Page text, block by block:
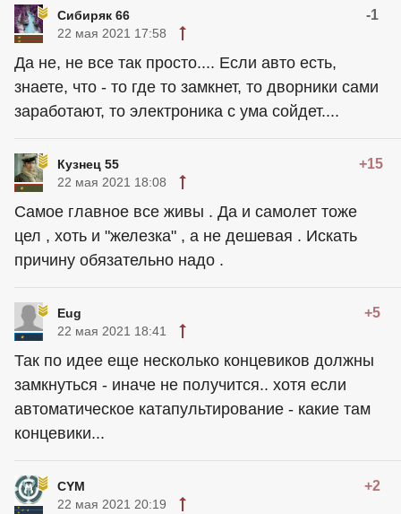
Сибиряк 66 -1
22 мая 2021 17:58
Да не, не все так просто.... Если авто есть,
знаете, что - то где то замкнет, то дворники сами
заработают, то электроника с ума сойдет....
Кузнец 55 +15
22 мая 2021 18:08
Самое главное все живы . Да и самолет тоже
цел , хоть и "железка" , а не дешевая . Искать
причину обязательно надо .
Eug +5
22 мая 2021 18:41
Так по идее еще несколько концевиков должны
замкнуться - иначе не получится.. хотя если
автоматическое катапультирование - какие там
концевики...
CYM +2
22 мая 2021 20:19